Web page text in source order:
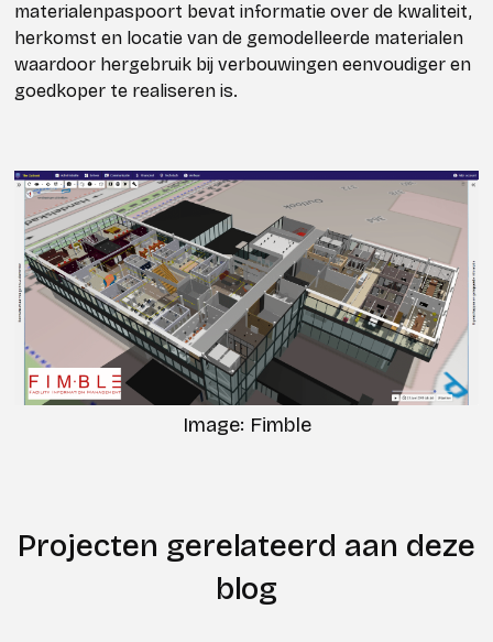
materialenpaspoort bevat informatie over de kwaliteit,
herkomst en locatie van de gemodelleerde materialen
waardoor hergebruik bij verbouwingen eenvoudiger en
goedkoper te realiseren is.
Image: Fimble
Projecten gerelateerd aan deze
blog